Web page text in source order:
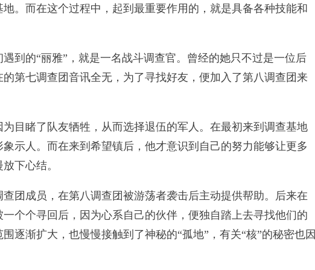
。而在这个过程中，起到最重要作用的，就是具备各种技能和
的“丽雅”，就是一名战斗调查官。曾经的她只不过是一位后
第七调查团音讯全无，为了寻找好友，便加入了第八调查团来
睹了队友牺牲，从而选择退伍的军人。在最初来到调查基地
示人。而在来到希望镇后，他才意识到自己的努力能够让更多
下心结。
成员，在第八调查团被游荡者袭击后主动提供帮助。后来在
个个寻回后，因为心系自己的伙伴，便独自踏上去寻找他们的
逐渐扩大，也慢慢接触到了神秘的“孤地”，有关“核”的秘密也因